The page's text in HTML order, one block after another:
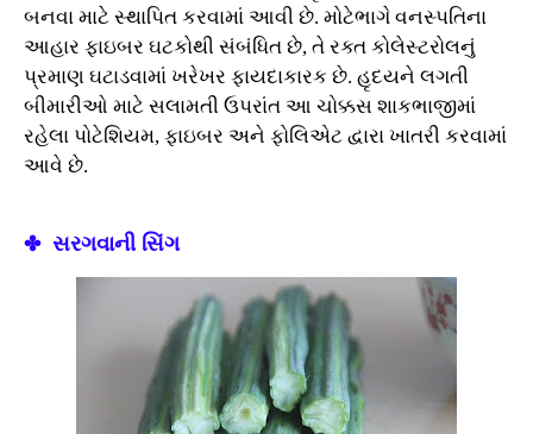
બનવા માટે સ્થાપિત કરવામાં આવી છે. મોટેભાગે વનસ્પતિના
આહાર ફાઇબર ઘટકોથી સંબંધિત છે, તે રક્ત કોલેસ્ટરોલનું
પ્રમાણ ઘટાડવામાં ખરેખર ફાયદાકારક છે. હૃદયને લગતી
બીમારીઓ માટે સલામતી ઉપરાંત આ ચોક્કસ શાકભાજીમાં
રહેલા પોટેશિયમ, ફાઇબર અને ફોલિએટ દ્વારા ખાતરી કરવામાં
આવે છે.
✤ સરગવાની સિંગ